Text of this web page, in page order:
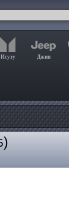
Исузу Джип
)